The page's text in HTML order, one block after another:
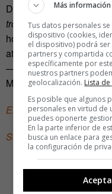
De esta manera, los
tronos y Man seeking
honestidad. Han
atienen a ellas.
————————-
Más en diccionario
El uso del McGuffin
Serie de antología
Más información
Tus datos personales
dispositivo (cookies,
el dispositivo) podrá
partners y compartida
específicamente por
nuestros partners
geolocalización. Lista
Es posible que algunos
personales en virtud de
puedes oponerte
En la parte inferior de
busca un enlace para
la configuración de